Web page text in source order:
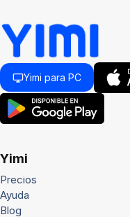
Yimi para PC
Yimi
Precios
Ayuda
Blog